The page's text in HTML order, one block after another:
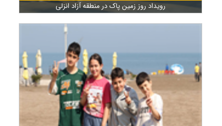
رویداد روز زمین پاک در منطقه آزاد انزلی